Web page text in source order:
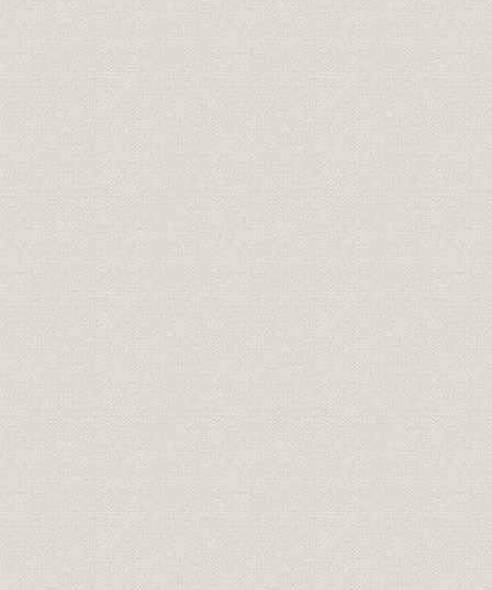
貿易 原油タイプ別輸入量 昭和31年~
生産 製品別生産実績 昭和16年
売上 製品別販売量及び販売価格 昭和36年~
製品 主要石油製品 昭和16年~
情報システム コンピューター 昭和33年~
情報システム 通信回線 昭和33年~
財務・業績 貸借対照表 昭和15年~
財務・業績 損益計算書 昭和14年~
財務・業績 資金運用 昭和36年